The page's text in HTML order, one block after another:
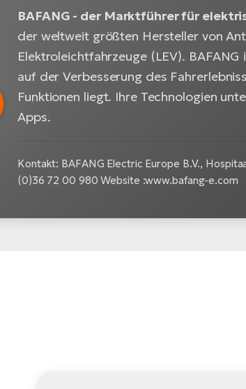
BAFANG - der Marktführer für
der weltweit größten Hersteller von
Elektroleichtfahrzeuge (LEV).
auf der Verbesserung des
Funktionen liegt. Ihre Technologien
Apps.
Kontakt: BAFANG Electric Europe B.V.,
(0)36 72 00 980 Website :www.bafang-e.com